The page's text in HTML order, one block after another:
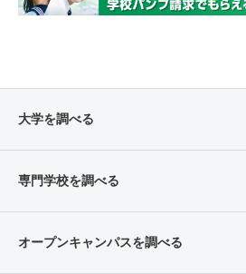
大学を調べる
専門学校を調べる
オープンキャンパスを調べる